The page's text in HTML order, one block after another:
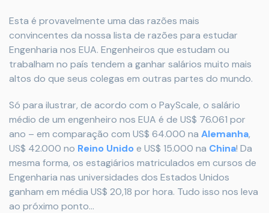
Esta é provavelmente uma das razões mais
convincentes da nossa lista de razões para estudar
Engenharia nos EUA. Engenheiros que estudam ou
trabalham no país tendem a ganhar salários muito mais
altos do que seus colegas em outras partes do mundo.
Só para ilustrar, de acordo com o PayScale, o salário
médio de um engenheiro nos EUA é de US$ 76.061 por
ano – em comparação com US$ 64.000 na Alemanha,
US$ 42.000 no Reino Unido e US$ 15.000 na China! Da
mesma forma, os estagiários matriculados em cursos de
Engenharia nas universidades dos Estados Unidos
ganham em média US$ 20,18 por hora. Tudo isso nos leva
ao próximo ponto...